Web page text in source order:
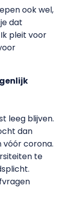
ook wel,
dat
pleit voor
leeg blijven.
dan
vóór corona.
te